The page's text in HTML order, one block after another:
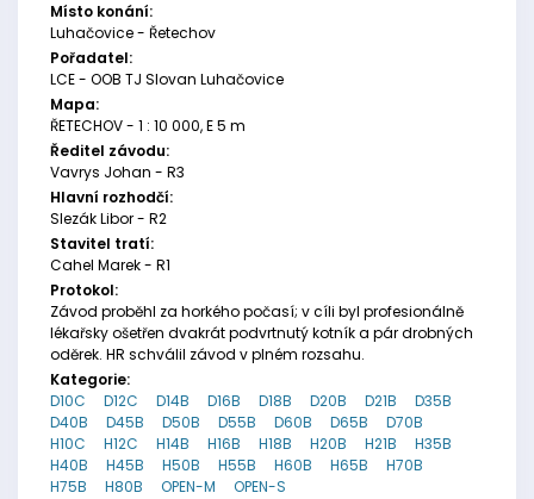
Místo konání:
Luhačovice - Řetechov
Pořadatel:
LCE - OOB TJ Slovan Luhačovice
Mapa:
ŘETECHOV - 1 : 10 000, E 5 m
Ředitel závodu:
Vavrys Johan - R3
Hlavní rozhodčí:
Slezák Libor - R2
Stavitel tratí:
Cahel Marek - R1
Protokol:
Závod proběhl za horkého počasí; v cíli byl profesionálně
lékařsky ošetřen dvakrát podvrtnutý kotník a pár drobných
oděrek. HR schválil závod v plném rozsahu.
Kategorie:
D10C
D12C D14B D16B D18B D20B D21B
D35B
D40B
D45B D50B D55B D60B D65B
D70B
H10C
H12C H14B H16B H18B H20B H21B
H35B
H40B
H45B H50B H55B H60B H65B
H70B
H75B
H80B OPEN-M OPEN-S